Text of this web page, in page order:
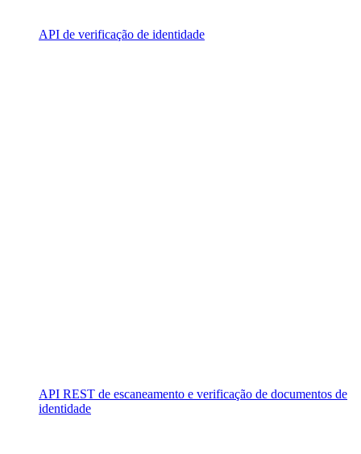
API de verificação de identidade
API REST de escaneamento e verificação de documentos de
identidade